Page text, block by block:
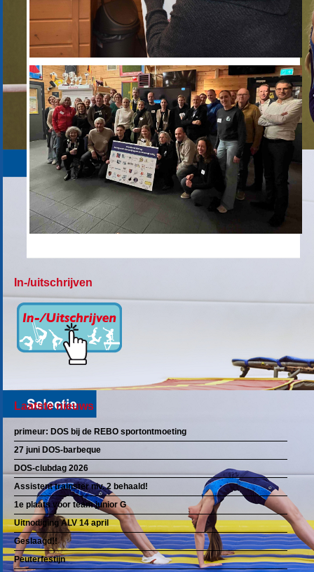
In-/uitschrijven
Laatste nieuws
primeur: DOS bij de REBO sportontmoeting
27 juni DOS-barbeque
DOS-clubdag 2026
Assistent trainster niv. 2 behaald!
1e plaats voor team junior G
Uitnodiging ALV 14 april
Geslaagd!!
Peuterfestijn